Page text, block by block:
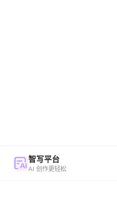
智写平台
AI 创作更轻松